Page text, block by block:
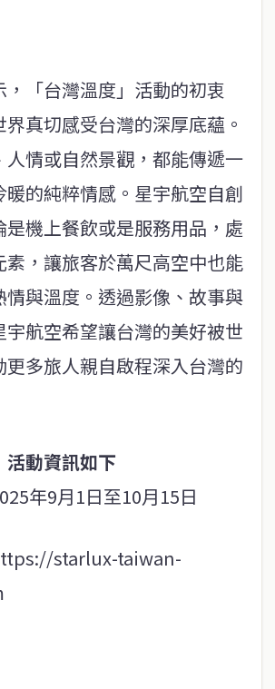
，「台灣溫度」活動的初衷
真切感受台灣的深厚底蘊。
人情或自然景觀，都能傳遞一
的純粹情感。星宇航空自創
是機上餐飲或是服務用品，處
素，讓旅客於萬尺高空中也能
情與溫度。透過影像、故事與
宇航空希望讓台灣的美好被世
更多旅人親自啟程深入台灣的
活動資訊如下
年9月1日至10月15日
starlux-taiwan-